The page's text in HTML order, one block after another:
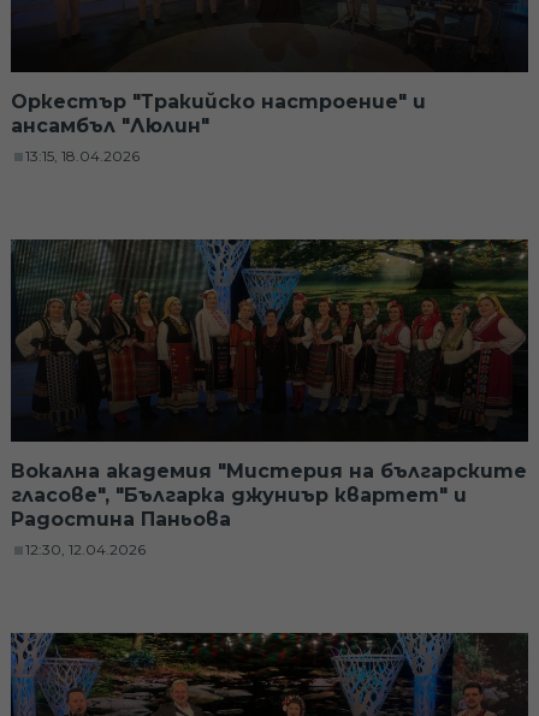
Оркестър "Тракийско настроение" и
ансамбъл "Люлин"
13:15, 18.04.2026
Вокална академия "Мистерия на българските
гласове", "Българка джуниър квартет" и
Радостина Паньова
12:30, 12.04.2026